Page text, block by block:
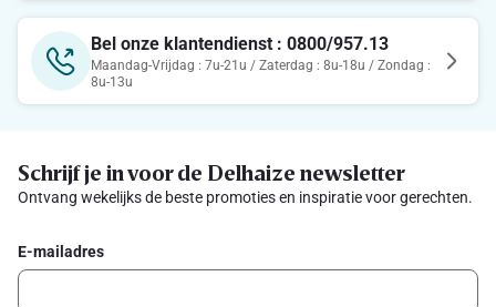
Bel onze klantendienst : 0800/957.13
Maandag-Vrijdag : 7u-21u / Zaterdag : 8u-18u / Zondag :
8u-13u
Schrijf je in voor de Delhaize newsletter
Ontvang wekelijks de beste promoties en inspiratie voor gerechten.
E-mailadres